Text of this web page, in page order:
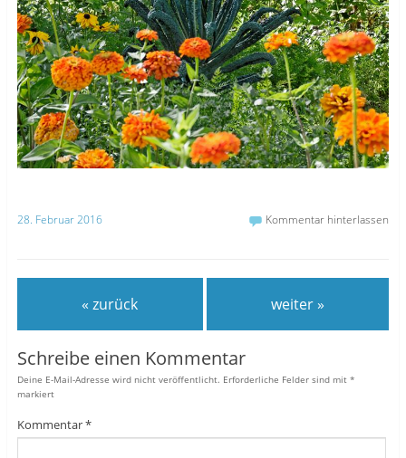
28. Februar 2016 Kommentar hinterlassen
« zurück weiter »
Schreibe einen Kommentar
Deine E-Mail-Adresse wird nicht veröffentlicht. Erforderliche Felder sind mit *
markiert
Kommentar*